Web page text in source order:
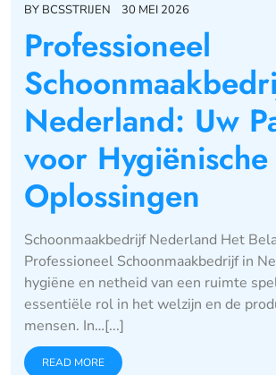
BY BCSSTRIJEN 30 MEI 2026
Professioneel
Nederland: Uw
voor Hygiënische
Oplossingen
Schoonmaakbedrijf Nederland Het
Professioneel Schoonmaakbedrijf in
hygiëne en netheid van een ruimte
essentiële rol in het welzijn en de
mensen. In…[...]
READ MORE